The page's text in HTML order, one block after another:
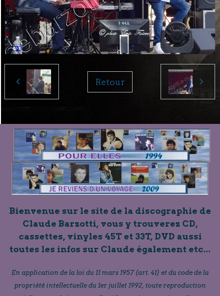
Retour
Bienvenue sur le site de la discographie de
Claude Barzotti, vous y trouverez CD,
cassettes, vinyles 45T et 33T, DVD aussi
toutes les infos sur Claude également etc...
En application de la loi du 11 mars 1957 (art. 41) et du code de la
propriété intellectuelle du 1er juillet 1992, toute reproduction